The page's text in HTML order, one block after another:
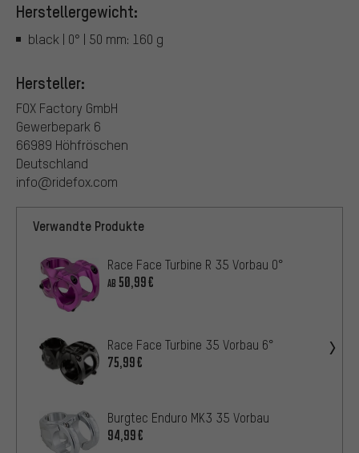
Herstellergewicht:
black | 0° | 50 mm: 160 g
Hersteller:
FOX Factory GmbH
Gewerbepark 6
66989 Höhfröschen
Deutschland
info@ridefox.com
Verwandte Produkte
Race Face Turbine R 35 Vorbau 0°
AB 50,99€
Race Face Turbine 35 Vorbau 6°
75,99€
Burgtec Enduro MK3 35 Vorbau
94,99€